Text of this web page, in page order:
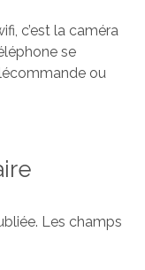
c’est la caméra
se
ou
Les champs